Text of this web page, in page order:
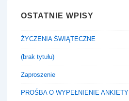
OSTATNIE WPISY
ŻYCZENIA ŚWIĄTECZNE
(brak tytułu)
Zaproszenie
PROŚBA O WYPEŁNIENIE ANKIETY